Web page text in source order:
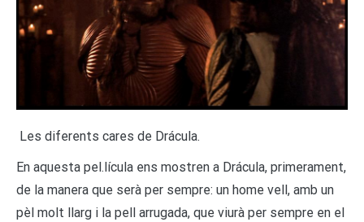
Les diferents cares de Drácula.
En aquesta pel.lícula ens mostren a Drácula, primerament,
de la manera que serà per sempre: un home vell, amb un
pèl molt llarg i la pell arrugada, que viurà per sempre en el